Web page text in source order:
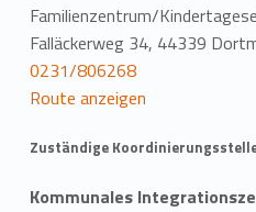
Familienzentrum/
Falläckerweg 34, 44339
0231/806268
Route anzeigen
Zuständige
Kommunales